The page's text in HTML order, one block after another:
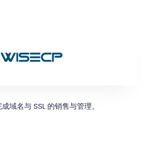
域名与 SSL 的销售与管理。